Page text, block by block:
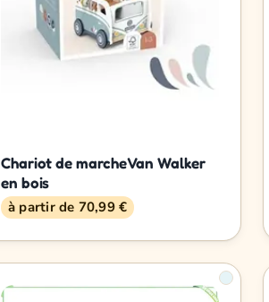
Chariot de marche Van Walker
en bois
à partir de 70,99 €